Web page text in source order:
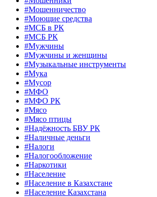
#Мошенничество
#Моющие средства
#МСБ в РК
#МСБ РК
#Мужчины
#Мужчины и женщины
#Музыкальные инструменты
#Мука
#Мусор
#МФО
#МФО РК
#Мясо
#Мясо птицы
#Надёжность БВУ РК
#Наличные деньги
#Налоги
#Налогообложение
#Наркотики
#Население
#Население в Казахстане
#Население Казахстана